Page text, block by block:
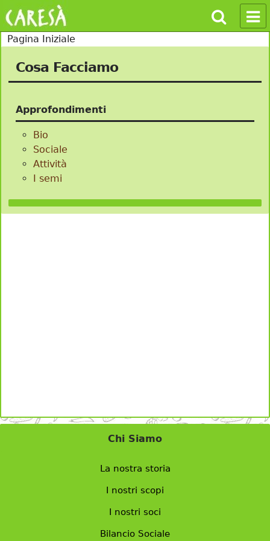
Pagina Iniziale
Cosa Facciamo
Approfondimenti
Bio
Sociale
Attività
I semi
Chi Siamo
La nostra storia
I nostri scopi
I nostri soci
Bilancio Sociale